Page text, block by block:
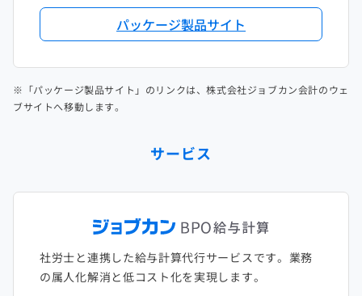
パッケージ製品サイト
※「パッケージ製品サイト」のリンクは、株式会社ジョブカン会計のウェ
ブサイトへ移動します。
サービス
社労士と連携した給与計算代行サービスです。業務
の属人化解消と低コスト化を実現します。